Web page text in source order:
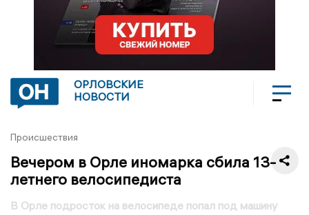
ОРЛОВСКИЕ
НОВОСТИ
Происшествия
Вечером в Орле иномарка сбила 13-
летнего велосипедиста
В Орле подросток на велосипеде попал под машину